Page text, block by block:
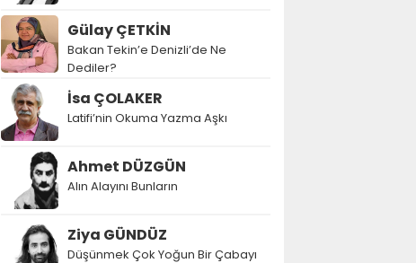
Gülay ÇETKİN
Bakan Tekin’e Denizli’de Ne
Dediler?
İsa ÇOLAKER
Latifi’nin Okuma Yazma Aşkı
Ahmet DÜZGÜN
Alın Alayını Bunların
Ziya GÜNDÜZ
Düşünmek Çok Yoğun Bir Çabayı